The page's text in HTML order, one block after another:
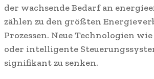
der wachsende Bedarf an
zählen zu den größten
Prozessen. Neue Technologien
oder intelligente
signifikant zu senken.